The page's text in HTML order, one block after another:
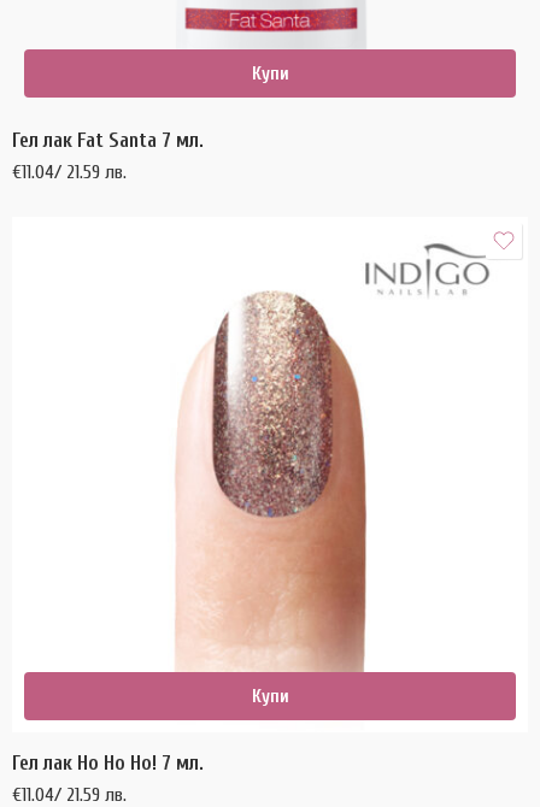
Купи
Гел лак Fat Santa 7 мл.
€11.04/ 21.59 лв.
Купи
Гел лак Ho Ho Ho! 7 мл.
€11.04/ 21.59 лв.